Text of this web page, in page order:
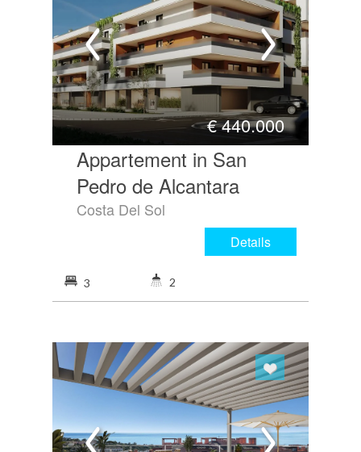
€440.000
Appartement in San
Pedro de Alcantara
Costa Del Sol
Details
3 2